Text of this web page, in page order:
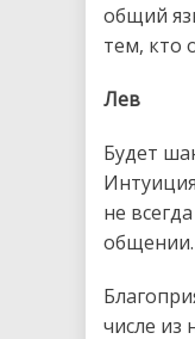
общий
тем, кто
Лев
Будет
не
общении.
числе из